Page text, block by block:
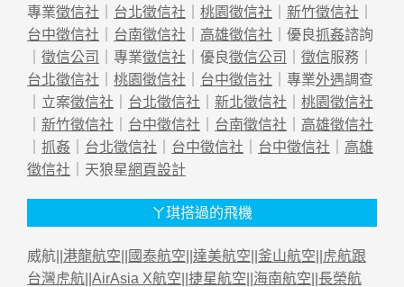
專業徵信社 ｜ 台北徵信社 ｜ 桃園徵信社 ｜ 新竹徵信社 ｜
台中徵信社 ｜ 台南徵信社 ｜ 高雄徵信社 ｜優良抓姦諮詢
｜ 徵信公司 ｜專業徵信社 ｜優良徵信公司 ｜ 徵信服務｜
台北徵信社 ｜ 桃園徵信社 ｜ 台中徵信社 ｜專業外遇調查
｜立案徵信社 ｜ 台北徵信社 ｜ 新北徵信社 ｜ 桃園徵信社
｜ 新竹徵信社 ｜ 台中徵信社 ｜ 台南徵信社 ｜ 高雄徵信社
｜ 抓姦 ｜ 台北徵信社 ｜ 台中徵信社 ｜ 台中徵信社 ｜ 高雄
徵信社 ｜天狼星網頁設計
ㄚ琪搭過的飛機
威航|| 港龍航空 國泰航空 達美航空 釜山航空
虎航跟
台灣虎航 AirAsia X航空 捷星航空 海南航空 長榮航